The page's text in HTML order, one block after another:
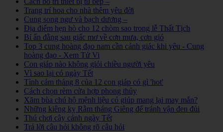
Trang trí hoa cho nhà thêm yêu đời
Cung song ngư và bạch dương –
Địa điểm hẹn hò cho 12 chòm sao trong lễ Thất Tịch
Bí ẩn đằng sau giấc mơ về cơn mưa, cơn gió
Top 3 cung hoàng đạo nam cần cảnh giác khi yêu - Cung
hoàng đạo - Xem Tử Vi
Con giáp nào không giỏi chiều người yêu
Vì sao lại có ngày Tết
Tình cảm tháng 8 của 12 con giáp có gì 'hot'
Cách chọn rèm cửa hợp phong thủy
Xăm bùa chú hộ mệnh liệu có giúp mang lại may mắn?
Những kiêng kỵ Rằm tháng Giêng để tránh vận đen đủi
Thú chơi cây cảnh ngày Tết
Trả lời câu hỏi không rõ câu hỏi